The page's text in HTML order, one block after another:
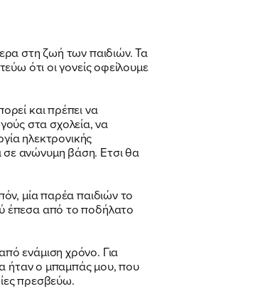
στη ζωή των παιδιών. Τα
ότι οι γονείς οφείλουμε
και πρέπει να
στα σχολεία, να
ηλεκτρονικής
σε ανώνυμη βάση. Ετσι θα
μία παρέα παιδιών το
έπεσα από το ποδήλατο
ενάμιση χρόνο. Για
ήταν ο μπαμπάς μου, που
πρεσβεύω.